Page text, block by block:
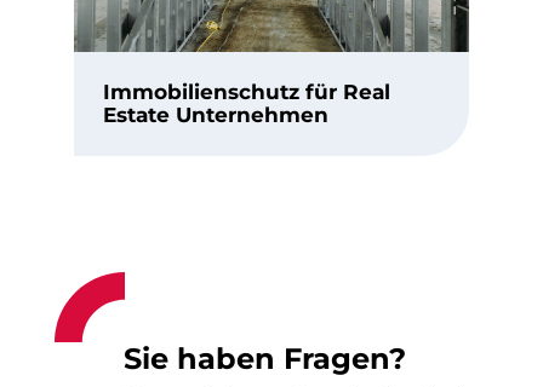
Immobilienschutz für Real
Estate Unternehmen
Sie haben Fragen?